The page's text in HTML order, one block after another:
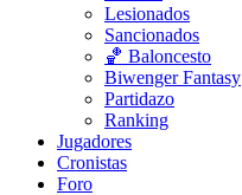
Lesionados
Sancionados
🏀 Baloncesto
Biwenger Fantasy
Partidazo
Ranking
Jugadores
Cronistas
Foro